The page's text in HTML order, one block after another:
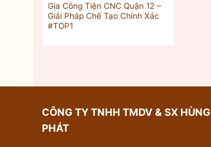
Gia Công Tiện CNC Quận 12 –
Giải Pháp Chế Tạo Chính Xác
#TOP1
CÔNG TY TNHH TMDV & SX HÙNG
PHÁT